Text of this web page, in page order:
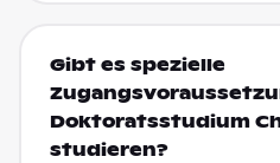
Gibt es spezielle
Doktoratsstudium
studieren?